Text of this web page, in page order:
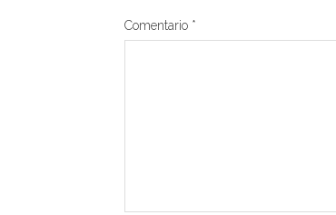
Comentario *